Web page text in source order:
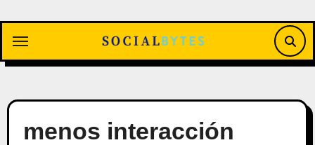
contenido
menos interacción